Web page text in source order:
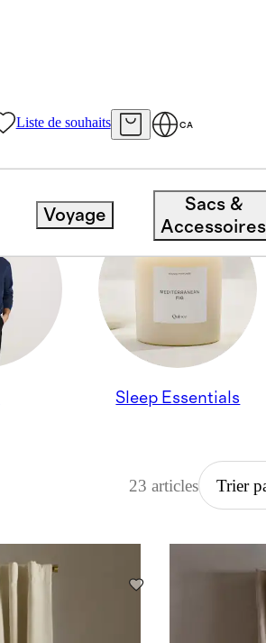
Liste de souhaits CA
Voyage
Sacs &
Accessoires
Sleep Essentials
23 articles Trier